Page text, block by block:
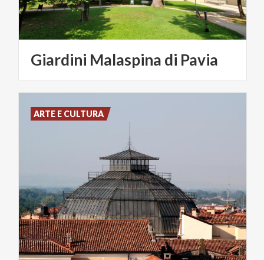
Giardini Malaspina di Pavia
ARTE E CULTURA